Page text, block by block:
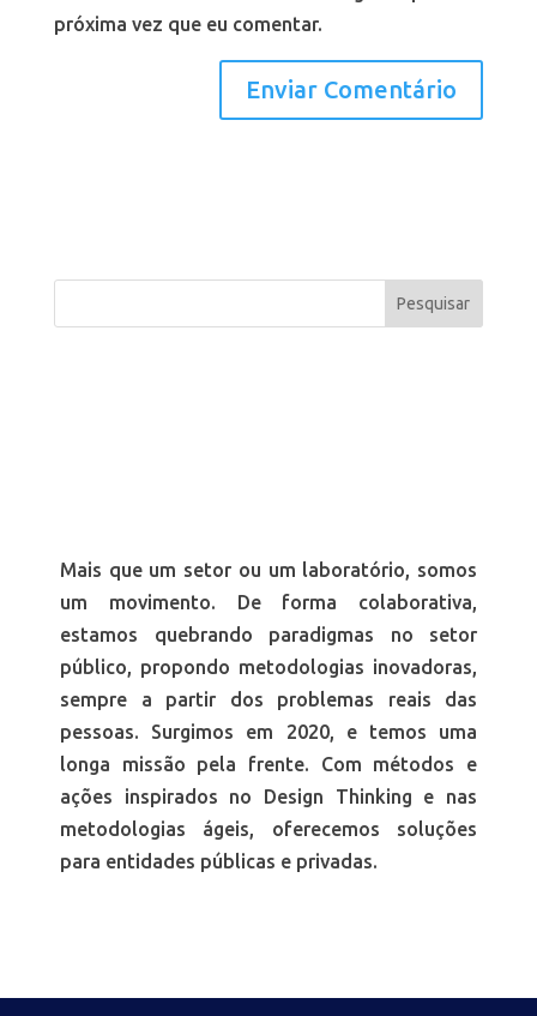
próxima vez que eu comentar.
Mais que um setor ou um laboratório, somos
um movimento. De forma colaborativa,
estamos quebrando paradigmas no setor
público, propondo metodologias inovadoras,
sempre a partir dos problemas reais das
pessoas. Surgimos em 2020, e temos uma
longa missão pela frente. Com métodos e
ações inspirados no Design Thinking e nas
metodologias ágeis, oferecemos soluções
para entidades públicas e privadas.